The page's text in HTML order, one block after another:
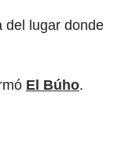
del lugar donde
El Búho.